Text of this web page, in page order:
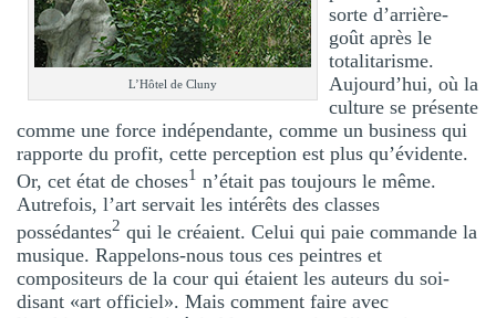
L’Hôtel de Cluny
sorte d’arrière-
goût après le
totalitarisme.
Aujourd’hui, où la
culture se présente
comme une force indépendante, comme un business qui
rapporte du profit, cette perception est plus qu’évidente.
Or, cet état de choses1 n’était pas toujours le même.
Autrefois, l’art servait les intérêts des classes
possédantes2 qui le créaient. Celui qui paie commande la
musique. Rappelons-nous tous ces peintres et
compositeurs de la cour qui étaient les auteurs du soi-
disant «art officiel». Mais comment faire avec